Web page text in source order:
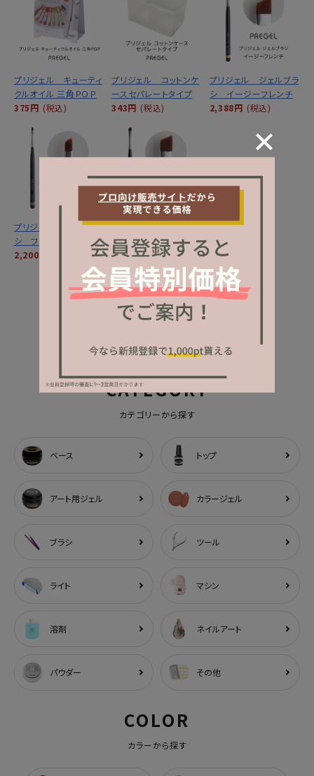
プリジェル キューティ
クルオイル 三角ＰＯＰ
375円 (税込)
プリジェル コットンケ
ースセパレートタイプ
343円 (税込)
プリジェル ジェルブラ
シ イージーフレンチ
2,388円 (税込)
プリジェル ジェルブラ
シ フレンチＳ
2,200円
プリジェル ジェルブラ
シ フレンチ
2,388円 (税込)
MORE
CATEGORY
カテゴリーから探す
ベース トップ
アート用ジェル カラージェル
ブラシ ツール
ライト マシン
溶剤 ネイルアート
パウダー その他
COLOR
カラーから探す